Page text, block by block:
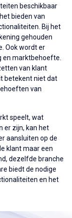
beschikbaar
bieden van
Bij het
gehouden
Ook wordt er
en marktbehoefte.
van klant
betekent niet dat
van
speelt, wat
er zijn, kan het
aansluiten op de
klant maar een
dezelfde branche
biedt de nodige
en het